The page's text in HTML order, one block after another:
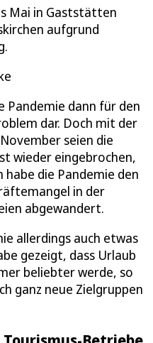
Mai in Gaststätten
aufgrund
Pandemie dann für den
dar. Doch mit der
seien die
wieder eingebrochen,
die Pandemie den
in der
abgewandert.
allerdings auch etwas
gezeigt, dass Urlaub
beliebter werde, so
ganz neue Zielgruppen